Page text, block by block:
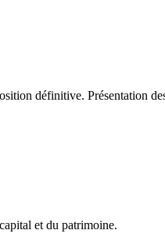
définitive. Présentation
et du patrimoine.